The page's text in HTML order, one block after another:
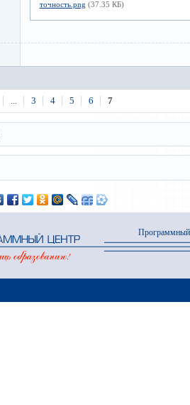
точность.png (37.35 КБ)
3 4 5 6 7